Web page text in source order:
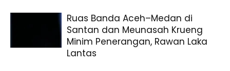
Ruas Banda Aceh–Medan di
Santan dan Meunasah Krueng
Minim Penerangan, Rawan Laka
Lantas